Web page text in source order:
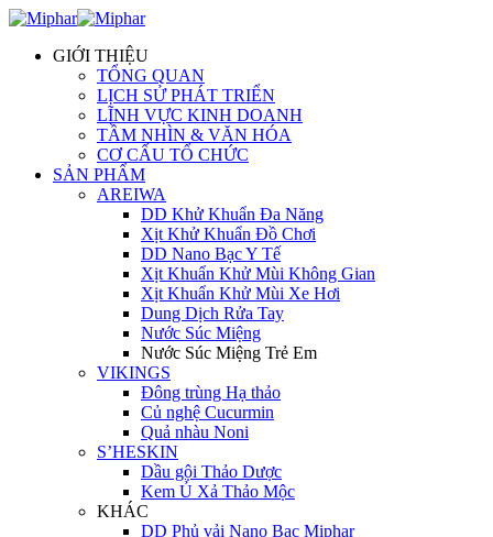
GIỚI THIỆU
TỔNG QUAN
LỊCH SỬ PHÁT TRIỂN
LĨNH VỰC KINH DOANH
TẦM NHÌN & VĂN HÓA
CƠ CẤU TỔ CHỨC
SẢN PHẨM
AREIWA
DD Khử Khuẩn Đa Năng
Xịt Khử Khuẩn Đồ Chơi
DD Nano Bạc Y Tế
Xịt Khuẩn Khử Mùi Không Gian
Xịt Khuẩn Khử Mùi Xe Hơi
Dung Dịch Rửa Tay
Nước Súc Miệng
Nước Súc Miệng Trẻ Em
VIKINGS
Đông trùng Hạ thảo
Củ nghệ Cucurmin
Quả nhàu Noni
S’HESKIN
Dầu gội Thảo Dược
Kem Ủ Xả Thảo Mộc
KHÁC
DD Phủ vải Nano Bạc Miphar